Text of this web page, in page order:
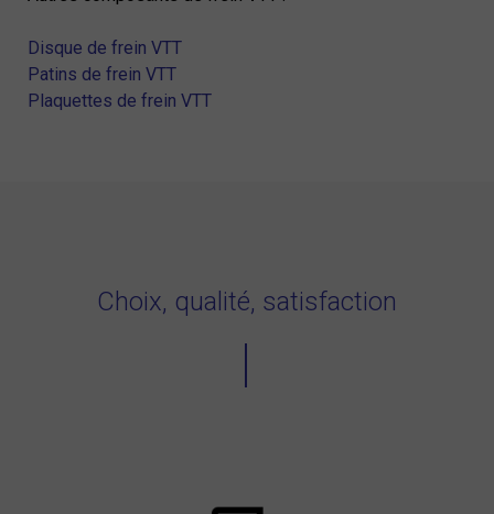
Disque de frein VTT
Patins de frein VTT
Plaquettes de frein VTT
Choix, qualité, satisfaction